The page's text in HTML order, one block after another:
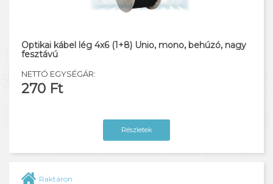
Optikai kábel lég 4x6 (1+8) Unio, mono, behúzó, nagy
fesztávú
NETTÓ EGYSÉGÁR:
270 Ft
Részletek
Raktáron